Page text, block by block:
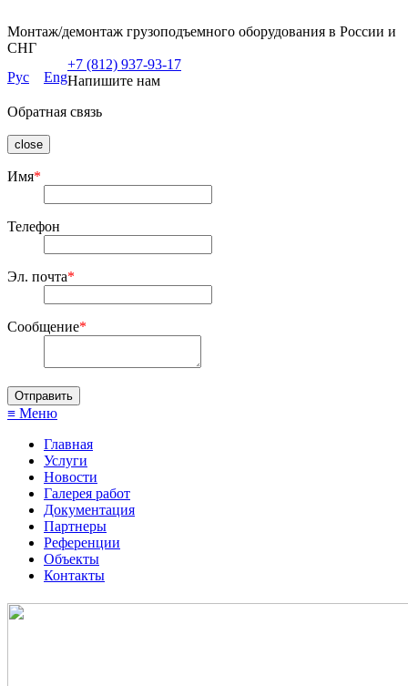
Монтаж/демонтаж грузоподъемного оборудования в России и
СНГ
Рус
Eng
+7 (812) 937-93-17
Напишите нам
Обратная связь
close
Имя*
Телефон
Эл. почта*
Сообщение*
≡ Меню
Главная
Услуги
Новости
Галерея работ
Документация
Партнеры
Референции
Объекты
Контакты